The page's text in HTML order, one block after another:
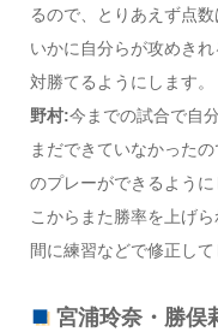
るので、とりあえず点
いかに自分らが攻めき
対勝てるようにします。
野村:今までの試合で自
まだできていなかった
のプレーができるよう
こからまた勝率を上げ
間に練習などで修正し
宮浦玲奈・勝俣